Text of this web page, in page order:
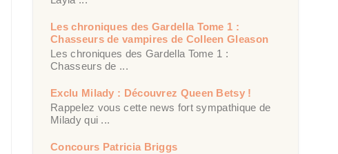
Les chroniques des Gardella Tome 1 :
Chasseurs de vampires de Colleen Gleason
Les chroniques des Gardella Tome 1 :
Chasseurs de ...
Exclu Milady : Découvrez Queen Betsy !
Rappelez vous cette news fort sympathique de
Milady qui ...
Concours Patricia Briggs